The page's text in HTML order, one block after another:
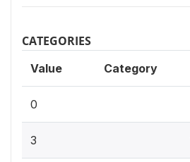
CATEGORIES
Value Category
0
3